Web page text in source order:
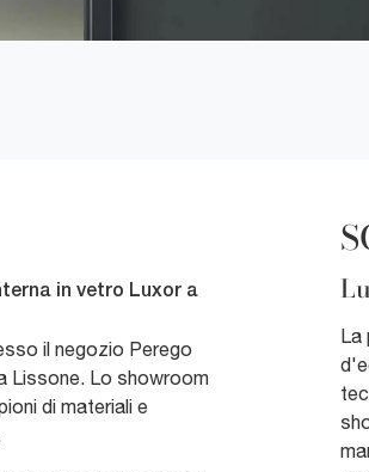
in vetro Luxor a
il negozio Perego
Lissone. Lo showroom
di materiali e
La